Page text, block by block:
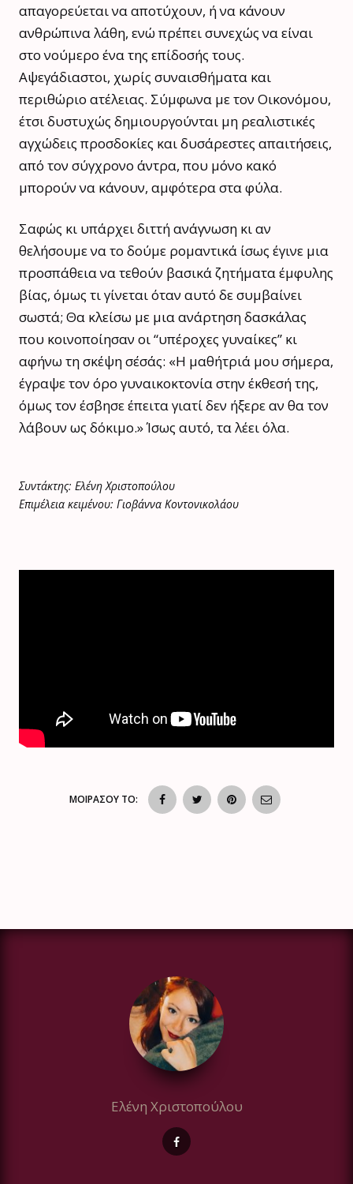
απαγορεύεται να αποτύχουν, ή να κάνουν
ανθρώπινα λάθη, ενώ πρέπει συνεχώς να είναι
στο νούμερο ένα της επίδοσής τους.
Αψεγάδιαστοι, χωρίς συναισθήματα και
περιθώριο ατέλειας. Σύμφωνα με τον Οικονόμου,
έτσι δυστυχώς δημιουργούνται μη ρεαλιστικές
αγχώδεις προσδοκίες και δυσάρεστες απαιτήσεις,
από τον σύγχρονο άντρα, που μόνο κακό
μπορούν να κάνουν, αμφότερα στα φύλα.
Σαφώς κι υπάρχει διττή ανάγνωση κι αν
θελήσουμε να το δούμε ρομαντικά ίσως έγινε μια
προσπάθεια να τεθούν βασικά ζητήματα έμφυλης
βίας, όμως τι γίνεται όταν αυτό δε συμβαίνει
σωστά; Θα κλείσω με μια ανάρτηση δασκάλας
που κοινοποίησαν οι “υπέροχες γυναίκες” κι
αφήνω τη σκέψη σ΄εσάς: «Η μαθήτριά μου σήμερα,
έγραψε τον όρο γυναικοκτονία στην έκθεσή της,
όμως τον έσβησε έπειτα γιατί δεν ήξερε αν θα τον
λάβουν ως δόκιμο.» Ίσως αυτό, τα λέει όλα.
Συντάκτης: Ελένη Χριστοπούλου
Επιμέλεια κειμένου: Γιοβάννα Κοντονικολάου
ΜΟΙΡΑΣΟΥ ΤΟ:
Ελένη Χριστοπούλου